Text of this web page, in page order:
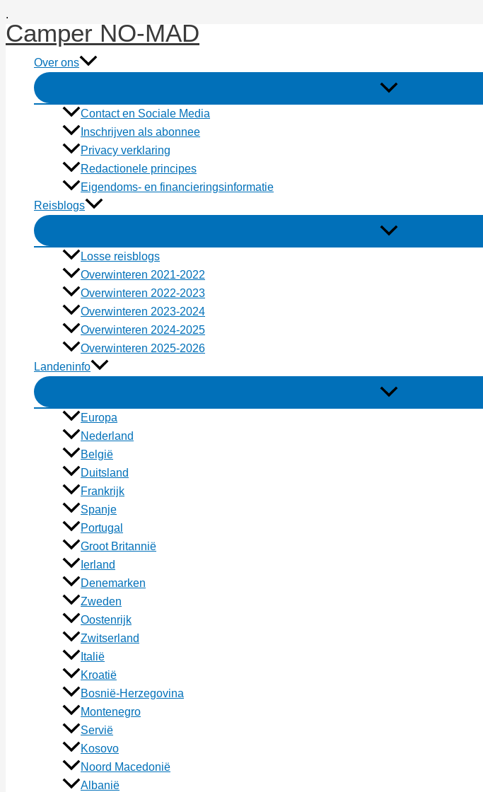
.
naar
inhoud
Camper NO-MAD
Over ons
Contact en Sociale Media
Inschrijven als abonnee
Privacy verklaring
Redactionele principes
Eigendoms- en financieringsinformatie
Reisblogs
Losse reisblogs
Overwinteren 2021-2022
Overwinteren 2022-2023
Overwinteren 2023-2024
Overwinteren 2024-2025
Overwinteren 2025-2026
Landeninfo
Europa
Nederland
België
Duitsland
Frankrijk
Spanje
Portugal
Groot Britannië
Ierland
Denemarken
Zweden
Oostenrijk
Zwitserland
Italië
Kroatië
Bosnië-Herzegovina
Montenegro
Servië
Kosovo
Noord Macedonië
Albanië